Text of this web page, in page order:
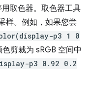
用取色器。取色器工具
样。例如，如果您尝
p3 1 0
剪裁为 sRGB 空间中
p3 0.92 0.2